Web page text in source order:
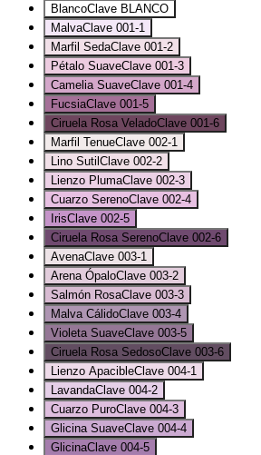
BlancoClave BLANCO
MalvaClave 001-1
Marfil SedaClave 001-2
Pétalo SuaveClave 001-3
Camelia SuaveClave 001-4
FucsiaClave 001-5
Ciruela Rosa VeladoClave 001-6
Marfil TenueClave 002-1
Lino SutilClave 002-2
Lienzo PlumaClave 002-3
Cuarzo SerenoClave 002-4
IrisClave 002-5
Ciruela Rosa SerenoClave 002-6
AvenaClave 003-1
Arena ÓpaloClave 003-2
Salmón RosaClave 003-3
Malva CálidoClave 003-4
Violeta SuaveClave 003-5
Ciruela Rosa SedosoClave 003-6
Lienzo ApacibleClave 004-1
LavandaClave 004-2
Cuarzo PuroClave 004-3
Glicina SuaveClave 004-4
GlicinaClave 004-5